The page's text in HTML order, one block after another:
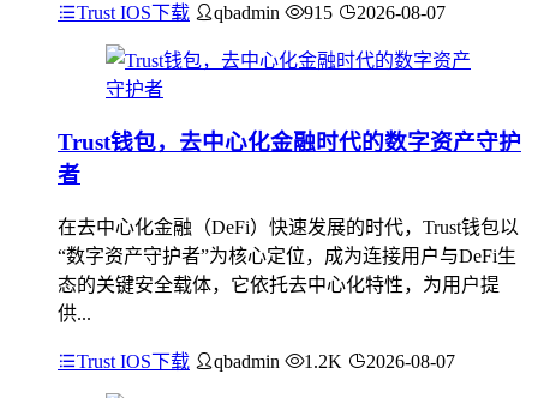
Trust IOS下载 qbadmin 915 2026-08-07
Trust钱包，去中心化金融时代的数字资产守护
者
在去中心化金融（DeFi）快速发展的时代，Trust钱包以
“数字资产守护者”为核心定位，成为连接用户与DeFi生
态的关键安全载体，它依托去中心化特性，为用户提
供...
Trust IOS下载 qbadmin 1.2K 2026-08-07